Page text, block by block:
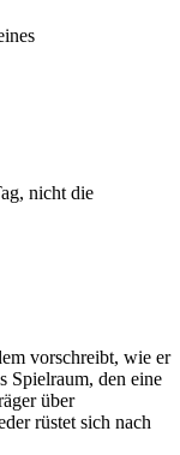
nicht die
vorschreibt, wie er
Spielraum, den eine
über
rüstet sich nach